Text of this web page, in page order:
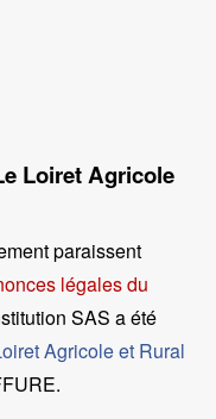
Loiret Agricole
paraissent
légales du
SAS a été
Agricole et Rural
.